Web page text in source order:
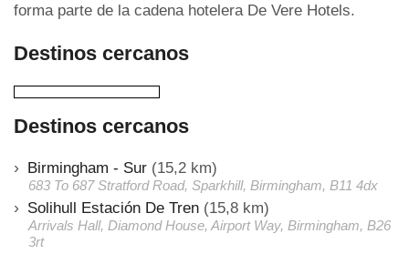
forma parte de la cadena hotelera De Vere Hotels.
Destinos cercanos
Destinos cercanos
Birmingham - Sur (15,2 km)
683 To 687 Stratford Road, Sparkhill, Birmingham, B11 4dx
Solihull Estación De Tren (15,8 km)
Arrivals Hall, Diamond House, Airport Way, Birmingham, B26
3rt